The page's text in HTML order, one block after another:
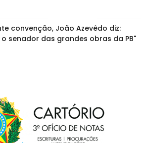
convenção, João Azevêdo diz:
o senador das grandes obras da PB"